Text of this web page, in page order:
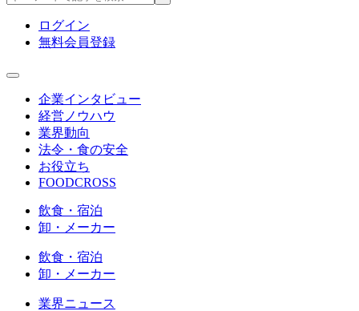
ログイン
無料会員登録
企業インタビュー
経営ノウハウ
業界動向
法令・食の安全
お役立ち
FOODCROSS
飲食・宿泊
卸・メーカー
飲食・宿泊
卸・メーカー
業界ニュース